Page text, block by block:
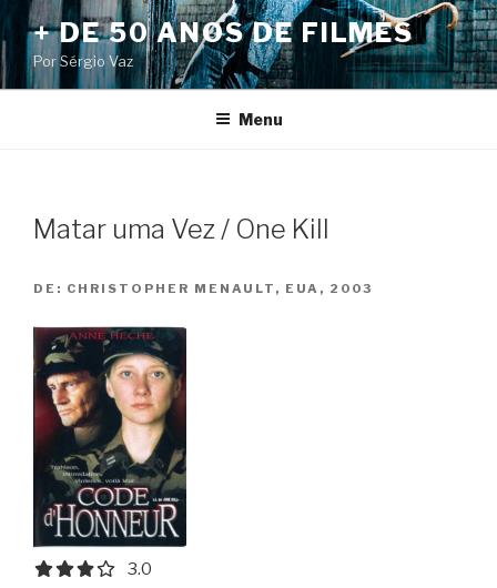
Pular
para
o
conteúdo
+ DE 50 ANOS DE FILMES
Por Sérgio Vaz
Menu
Matar uma Vez / One Kill
DE: CHRISTOPHER MENAULT, EUA, 2003
3.0 out of 5.0 stars
3.0